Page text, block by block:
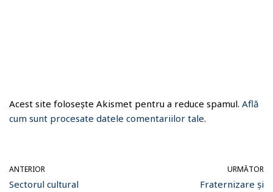
Acest site folosește Akismet pentru a reduce spamul. Află
cum sunt procesate datele comentariilor tale.
ANTERIOR
Sectorul cultural
URMĂTOR
Fraternizare și